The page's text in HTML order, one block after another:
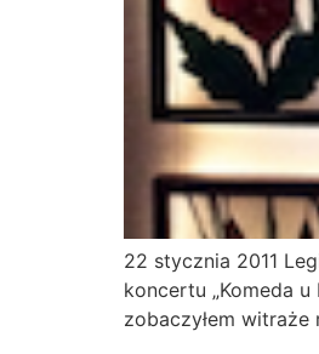
22 stycznia 2011
koncertu „Komeda
zobaczyłem